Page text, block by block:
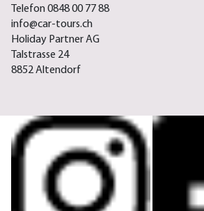
Telefon 0848 00 77 88
info@car-tours.ch
Holiday Partner AG
Talstrasse 24
8852 Altendorf